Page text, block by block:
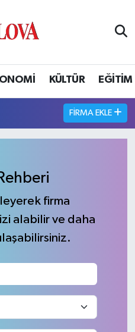
KÜLTÜR EĞİTİM
FIRMA EKLE
firma
alabilir ve daha